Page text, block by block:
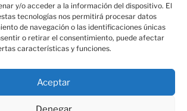
y/o acceder a la información del dispositivo. El
tecnologías nos permitirá procesar datos
de navegación o las identificaciones únicas
o retirar el consentimiento, puede afectar
características y funciones.
Aceptar
gracias a WordPress